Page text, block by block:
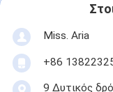
Miss. Aria
+86
9 Δυτικός